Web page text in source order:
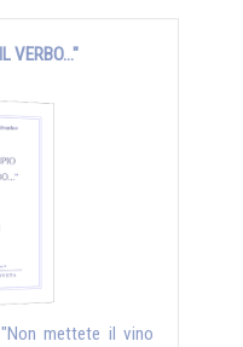
VERBO..."
mettete il vino